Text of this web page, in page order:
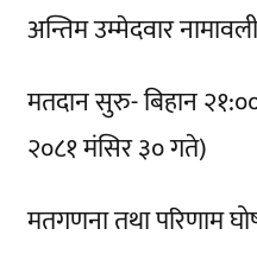
अन्तिम उम्मेदवार
मतदान सुरु- बिहान
२०८१ मंसिर ३० गते)
मतगणना तथा परिणाम